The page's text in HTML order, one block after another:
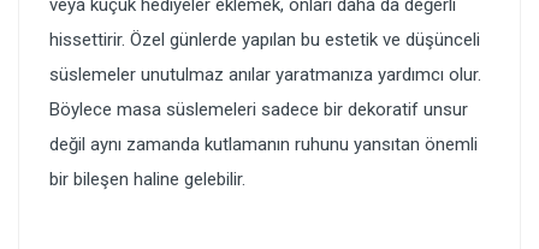
veya küçük hediyeler eklemek, onları daha da değerli
hissettirir. Özel günlerde yapılan bu estetik ve düşünceli
süslemeler unutulmaz anılar yaratmanıza yardımcı olur.
Böylece masa süslemeleri sadece bir dekoratif unsur
değil aynı zamanda kutlamanın ruhunu yansıtan önemli
bir bileşen haline gelebilir.